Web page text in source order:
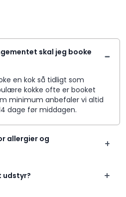
skal jeg booke
en kok så tidligt som
kokke ofte er booket
minimum anbefaler vi altid
dage før middagen.
allergier og
udstyr?